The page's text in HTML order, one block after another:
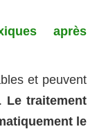
après
et peuvent
Le traitement
le